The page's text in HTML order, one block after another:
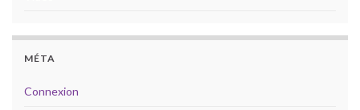
MÉTA
Connexion